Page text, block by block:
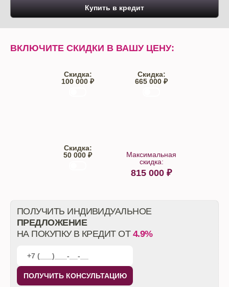
Купить в кредит
ВКЛЮЧИТЕ СКИДКИ В ВАШУ ЦЕНУ:
Скидка:
100 000 ₽
Скидка:
665 000 ₽
Скидка:
50 000 ₽
Максимальная
скидка:
815 000 ₽
ПОЛУЧИТЬ ИНДИВИДУАЛЬНОЕ
ПРЕДЛОЖЕНИЕ
НА ПОКУПКУ В КРЕДИТ ОТ 4.9%
ПОЛУЧИТЬ КОНСУЛЬТАЦИЮ